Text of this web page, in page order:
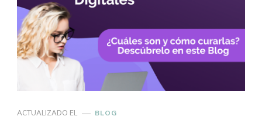
ACTUALIZADO EL BLOG